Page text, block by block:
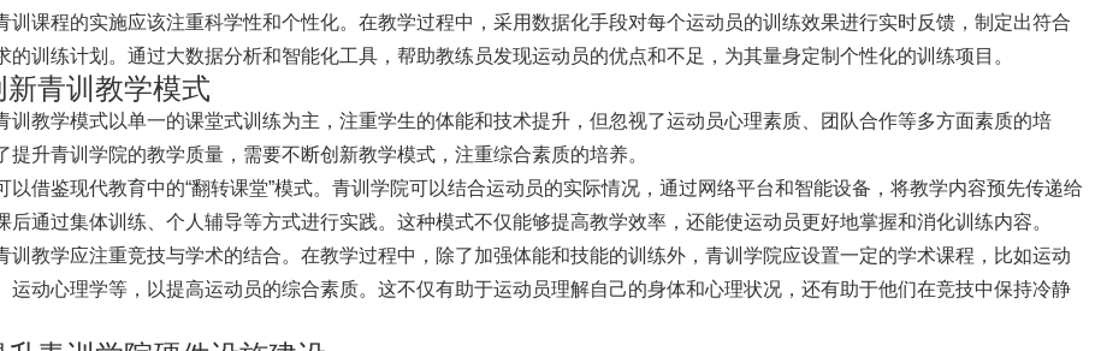
训课程的实施应该注重科学性和个性化。在教学过程中，采用数据化手段对每个运动员的训练效果进行实时反馈，制定出符合
的训练计划。通过大数据分析和智能化工具，帮助教练员发现运动员的优点和不足，为其量身定制个性化的训练项目。
新青训教学模式
训教学模式以单一的课堂式训练为主，注重学生的体能和技术提升，但忽视了运动员心理素质、团队合作等多方面素质的培
提升青训学院的教学质量，需要不断创新教学模式，注重综合素质的培养。
以借鉴现代教育中的“翻转课堂”模式。青训学院可以结合运动员的实际情况，通过网络平台和智能设备，将教学内容预先传递给
后通过集体训练、个人辅导等方式进行实践。这种模式不仅能够提高教学效率，还能使运动员更好地掌握和消化训练内容。
训教学应注重竞技与学术的结合。在教学过程中，除了加强体能和技能的训练外，青训学院应设置一定的学术课程，比如运动
运动心理学等，以提高运动员的综合素质。这不仅有助于运动员理解自己的身体和心理状况，还有助于他们在竞技中保持冷静